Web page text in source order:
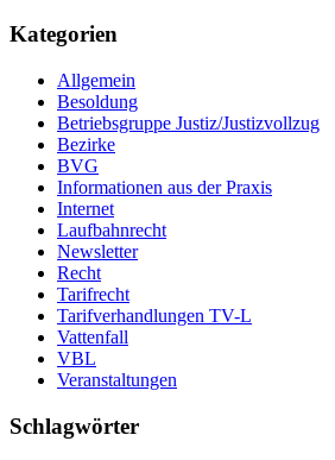
Kategorien
Allgemein
Besoldung
Betriebsgruppe Justiz/Justizvollzug
Bezirke
BVG
Informationen aus der Praxis
Internet
Laufbahnrecht
Newsletter
Recht
Tarifrecht
Tarifverhandlungen TV-L
Vattenfall
VBL
Veranstaltungen
Schlagwörter